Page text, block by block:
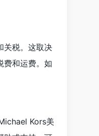
关税。这取决
费和运费。如
Kors美